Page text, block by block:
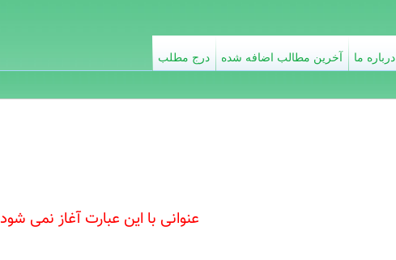
عنوانی با این عبارت آغاز نمی شود
درج مطلب آخرین مطالب اضافه شده درباره ما